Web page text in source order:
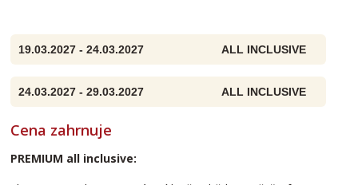
19.03.2027 - 24.03.2027 ALL INCLUSIVE
24.03.2027 - 29.03.2027 ALL INCLUSIVE
Cena zahrnuje
PREMIUM all inclusive: